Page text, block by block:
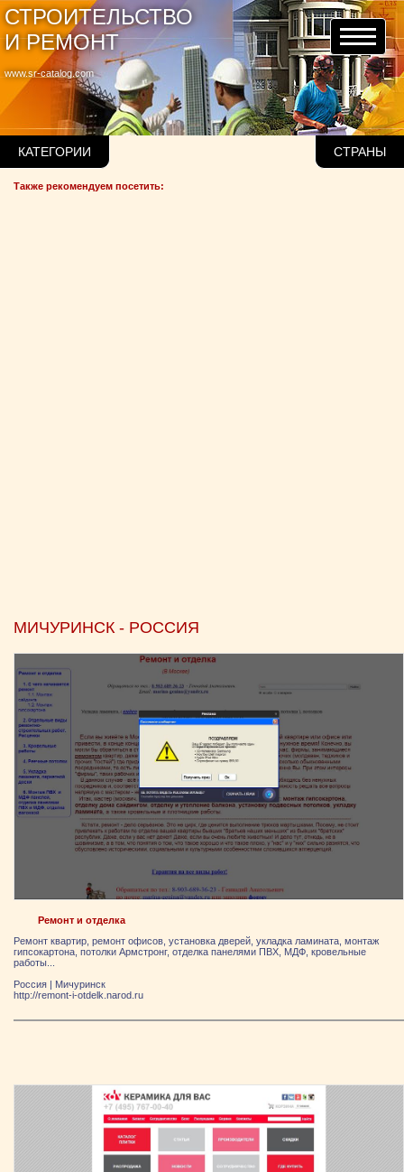
www.sr-catalog.com
СТРОИТЕЛЬСТВО
И РЕМОНТ
КАТЕГОРИИ СТРАНЫ
Также рекомендуем посетить:
МИЧУРИНСК - РОССИЯ
Ремонт и отделка
Ремонт квартир, ремонт офисов, установка дверей, укладка ламината, монтаж
гипсокартона, потолки Армстронг, отделка панелями ПВХ, МДФ, кровельные
работы...
Россия | Мичуринск
http://remont-i-otdelk.narod.ru